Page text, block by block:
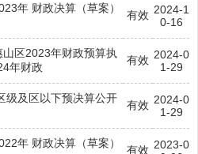
年 财政决算（草案）
有效 2024-1
0-16
区2023年财政预算执
年财政
有效 2024-0
1-29
级及区以下预决算公开
有效 2024-0
1-29
年 财政决算（草案）
有效 2023-0